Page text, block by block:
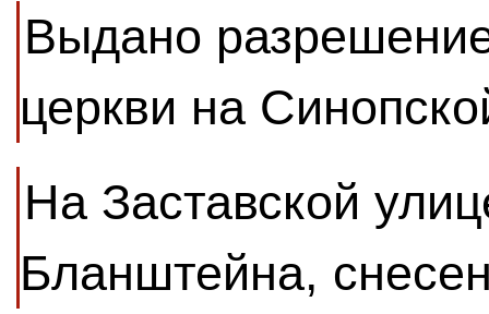
Выдано
церкви на
На Заставской
Бланштейна,